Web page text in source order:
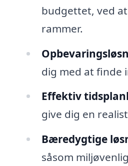
budgettet, ved
rammer.
dig med at finde
Effektiv
give dig en
Bæredygtige
såsom